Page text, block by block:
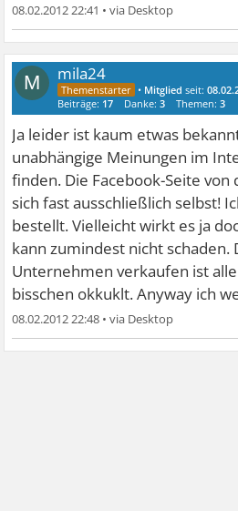
08.02.2012 22:41 •
M mila24
• Mitglied seit:
Beiträge: 17 Danke:3 Themen:3
Ja leider ist kaum etwas
unabhängige Meinungen im
finden. Die Facebook-Seite
sich fast ausschließlich selbst!
bestellt. Vielleicht wirkt es ja
kann zumindest nicht schaden.
Unternehmen verkaufen ist
bisschen okkuklt. Anyway ich
08.02.2012 22:48 •